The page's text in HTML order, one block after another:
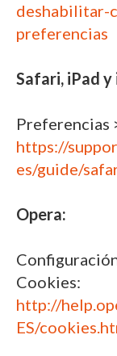
deshabilitar-
preferencias
Safari, iPad y
Preferencias
https://
es/guide/
Opera:
Cookies:
http://
ES/